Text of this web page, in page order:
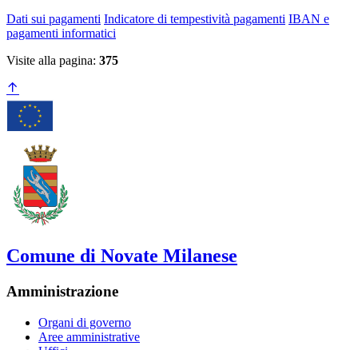
Dati sui pagamenti Indicatore di tempestività pagamenti IBAN e
pagamenti informatici
Visite alla pagina: 375
Comune di Novate Milanese
Amministrazione
Organi di governo
Aree amministrative